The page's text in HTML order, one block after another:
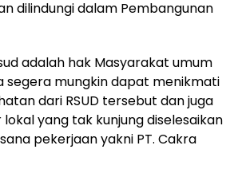
dilindungi dalam Pembangunan
adalah hak Masyarakat umum
segera mungkin dapat menikmati
dari RSUD tersebut dan juga
yang tak kunjung diselesaikan
pekerjaan yakni PT. Cakra